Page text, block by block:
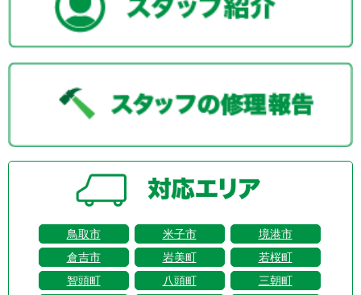
鳥取市 米子市
境港市
倉吉市
岩美町
若桜町
智頭町
八頭町
三朝町